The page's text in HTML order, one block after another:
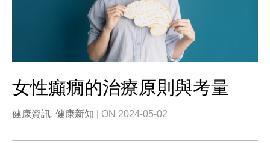
女性癲癇的治療原則與考量
健康資訊, 健康新知 | ON 2024-05-02